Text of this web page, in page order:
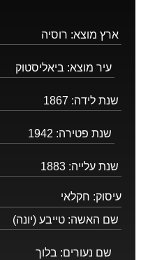
ארץ מוצא: רוסיה
עיר מוצא: ביאליסטוק
שנת לידה: 1867
שנת פטירה: 1942
שנת עלייה: 1883
עיסוק: חקלאי
שם האשה: טייבע (יונה)
שם נעורים: בלוך